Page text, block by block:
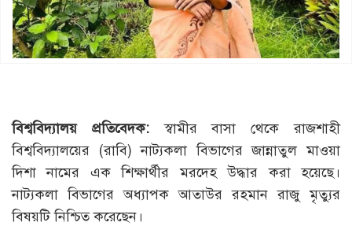
বিশ্ববিদ্যালয় প্রতিবেদক:স্বামীর বাসা থেকে রাজশাহী
বিশ্ববিদ্যালয়ের (রাবি) নাট্যকলা বিভাগের জান্নাতুল মাওয়া
দিশা নামের এক শিক্ষার্থীর মরদেহ উদ্ধার করা হয়েছে।
নাট্যকলা বিভাগের অধ্যাপক আতাউর রহমান রাজু মৃত্যুর
বিষয়টি নিশ্চিত করেছেন।